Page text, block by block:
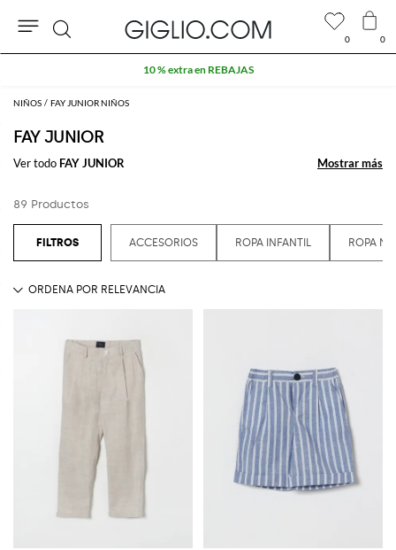
NIÑOS FAY JUNIOR NIÑOS
FAY JUNIOR
Ver todo FAY JUNIOR Mostrar más
Mostrar más
89 Productos
ACCESORIOS ROPA INFANTIL ROPA
0 0
Buscar
10 % extra en REBAJAS